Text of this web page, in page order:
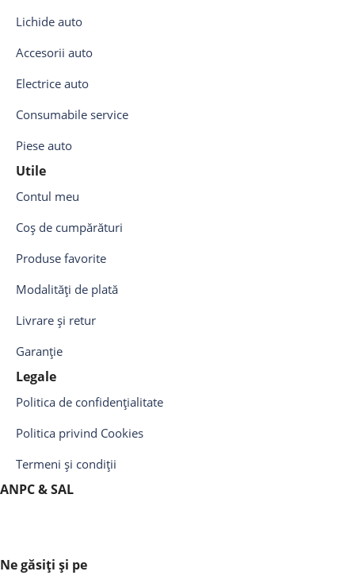
Lichide auto
Accesorii auto
Electrice auto
Consumabile service
Piese auto
Utile
Contul meu
Coș de cumpărături
Produse favorite
Modalități de plată
Livrare și retur
Garanție
Legale
Politica de confidențialitate
Politica privind Cookies
Termeni și condiții
ANPC & SAL
Ne găsiți și pe